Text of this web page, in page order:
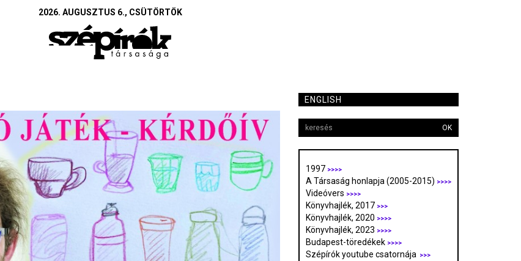
2026. AUGUSZTUS 6., CSÜTÖRTÖK
ENGLISH
OK
1997 >>>>
A Társaság honlapja (2005-2015) >>>>
Videóvers >>>>
Könyvhajlék, 2017 >>>
Könyvhajlék, 2020 >>>>
Könyvhajlék, 2023 >>>>
Budapest-töredékek >>>>
Szépírók youtube csatornája >>>